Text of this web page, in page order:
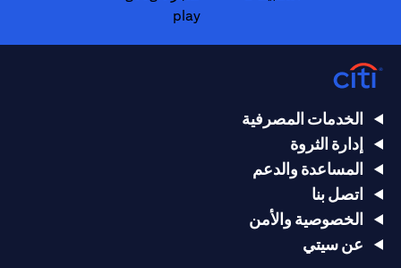
opens in a new tab
الخدمات المصرفية
إدارة الثروة
المساعدة والدعم
اتصل بنا
الخصوصية والأمن
عن سيتي